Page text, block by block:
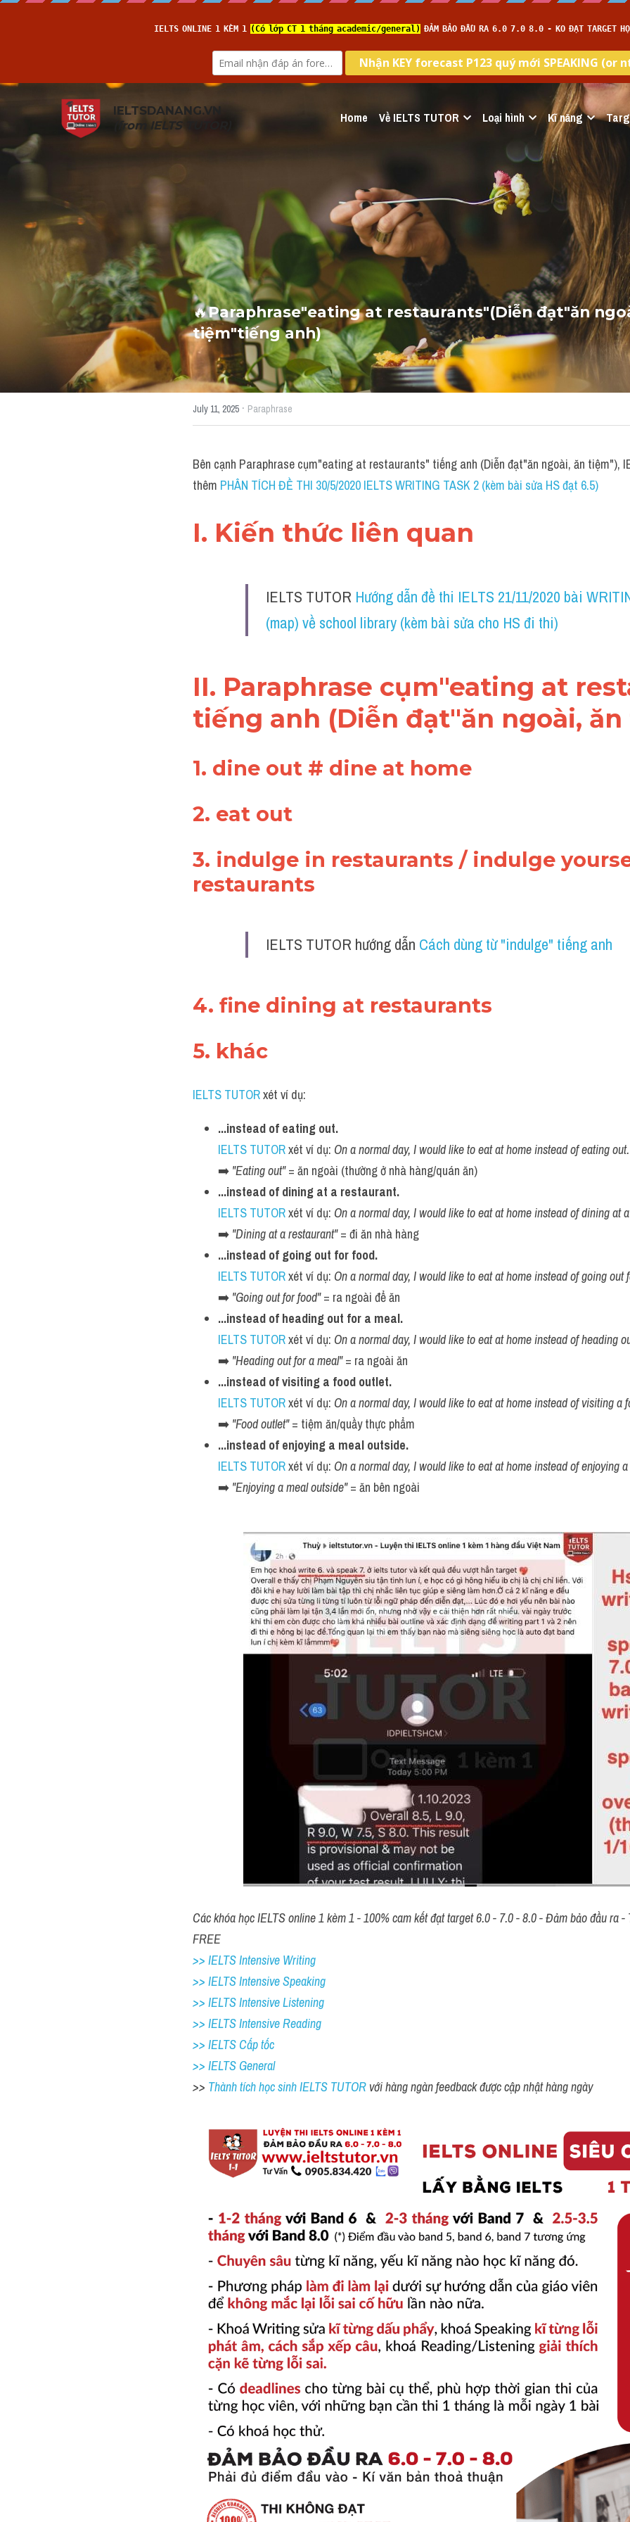
IELTSDANANG.VN
(from IELTS TUTOR Home Về IELTS TUTOR Loại hình Kĩ năng
🔥Paraphrase"eating at restaurants"(Diễn đạt"ăn
tiệm"tiếng anh)
July 11, 2025 · Paraphrase
Bên cạnh Paraphrase cụm"eating at restaurants" tiếng anh (Diễn đạt"ăn ngoài, ăn tiệm"),
thêm PHÂN TÍCH ĐỀ THI 30/5/2020 IELTS WRITING TASK 2 (kèm bài sửa HS đạt 6.5)
I. Kiến thức liên quan
IELTS TUTOR Hướng dẫn đề thi IELTS 21/11/2020 bài
(map) về school library (kèm bài sửa cho HS đi thi)
II. Paraphrase cụm"eating at
tiếng anh (Diễn đạt"ăn ngoài,
1. dine out # dine at home
2. eat out
3. indulge in restaurants / indulge
restaurants
IELTS TUTOR hướng dẫn Cách dùng từ "indulge" tiếng anh
4. fine dining at restaurants
5. khác
IELTS TUTOR xét ví dụ:
...instead of eating out.
IELTS TUTOR xét ví dụ: On a normal day, I would like to eat at home instead of eating out.
➡️ "Eating out" = ăn ngoài (thường ở nhà hàng/quán ăn)
...instead of dining at a restaurant.
IELTS TUTOR xét ví dụ: On a normal day, I would like to eat at home instead of dining at
➡️ "Dining at a restaurant" = đi ăn nhà hàng
...instead of going out for food.
IELTS TUTOR xét ví dụ: On a normal day, I would like to eat at home instead of going out
➡️ "Going out for food" = ra ngoài để ăn
...instead of heading out for a meal.
IELTS TUTOR xét ví dụ: On a normal day, I would like to eat at home instead of heading
➡️ "Heading out for a meal" = ra ngoài ăn
...instead of visiting a food outlet.
IELTS TUTOR xét ví dụ: On a normal day, I would like to eat at home instead of visiting a
➡️ "Food outlet" = tiệm ăn/quầy thực phẩm
...instead of enjoying a meal outside.
IELTS TUTOR xét ví dụ: On a normal day, I would like to eat at home instead of enjoying
➡️ "Enjoying a meal outside" = ăn bên ngoài
Các khóa học IELTS online 1 kèm 1 - 100% cam kết đạt target 6.0 - 7.0 - 8.0 - Đảm bảo đầu ra
FREE
>> IELTS Intensive Writing
>> IELTS Intensive Speaking
>> IELTS Intensive Listening
>> IELTS Intensive Reading
>> IELTS Cấp tốc
>> IELTS General
>> Thành tích học sinh IELTS TUTOR với hàng ngàn feedback được cập nhật hàng ngày